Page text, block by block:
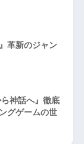
革新のジャン
神話へ』徹底
グゲームの世